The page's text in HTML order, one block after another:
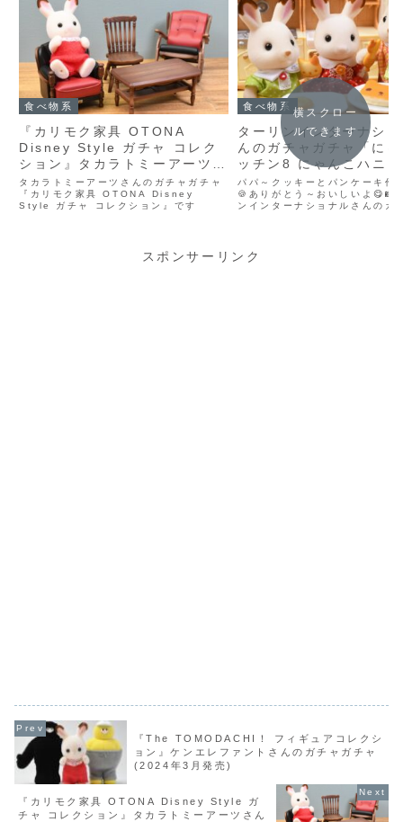
食べ物系
『カリモク家具 OTONA
Disney Style ガチャ コレク
ション』タカラトミーアーツさ
んのガチャガチャ (2024年5月
発売)
タカラトミーアーツさんのガチャガチャ
『カリモク家具 OTONA Disney
Style ガチャ コレクション』です
食べ物系
ターリンインターナシ
んのガチャガチャ「に
ッチン8 にゃんこハニ
ェ」
パパ～クッキーとパンケーキ作
🍪ありがとう～おいしいよ
ンインターナショナルさんのガ
ターナショナルジャン...
横スクロー
ルできます
スポンサーリンク
『The TOMODACHI！ フィギュアコレクシ
ョン』ケンエレファントさんのガチャガチャ
(2024年3月発売)
『カリモク家具 OTONA Disney Style ガ
チャ コレクション』タカラトミーアーツさん